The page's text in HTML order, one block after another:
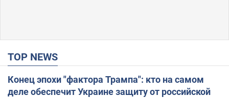
TOP NEWS
Конец эпохи "фактора Трампа": кто на самом
деле обеспечит Украине защиту от российской